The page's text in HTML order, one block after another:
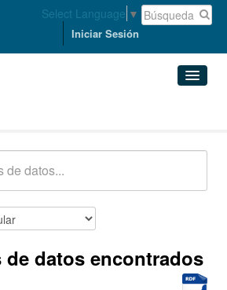
Select Language ▼
Iniciar Sesión
datos encontrados